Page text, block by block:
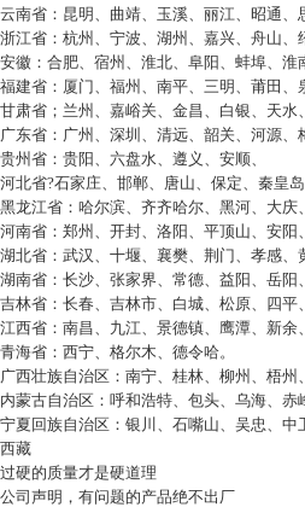
云南省：昆明、曲靖、玉溪、丽江、昭通、
浙江省：杭州、宁波、湖州、嘉兴、舟山
安徽：合肥、宿州、淮北、阜阳、蚌埠、
福建省：厦门、福州、南平、三明、莆田、
甘肃省；兰州、嘉峪关、金昌、白银、天
广东省：广州、深圳、清远、韶关、河源
贵州省：贵阳、六盘水、遵义、安顺、
河北省?石家庄、邯郸、唐山、保定、秦皇
黑龙江省：哈尔滨、齐齐哈尔、黑河、大
河南省：郑州、开封、洛阳、平顶山、安
湖北省：武汉、十堰、襄樊、荆门、孝感
湖南省：长沙、张家界、常德、益阳、岳
吉林省：长春、吉林市、白城、松原、四平
江西省：南昌、九江、景德镇、鹰潭、新
青海省：西宁、格尔木、德令哈。
广西壮族自治区：南宁、桂林、柳州、梧
内蒙古自治区：呼和浩特、包头、乌海、赤
宁夏回族自治区：银川、石嘴山、吴忠、中
西藏
过硬的质量才是硬道理
公司声明，有问题的产品绝不出厂